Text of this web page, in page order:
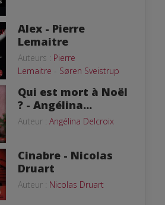
Alex - Pierre
Lemaitre
Auteurs : Pierre
Lemaitre - Søren Sveistrup
Qui est mort à Noël
? - Angélina...
Auteur : Angélina Delcroix
Cinabre - Nicolas
Druart
Auteur : Nicolas Druart